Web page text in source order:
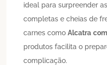
ideal para surpreender
completas e cheias de
carnes comoAlcatra
produtos facilita o
complicação.